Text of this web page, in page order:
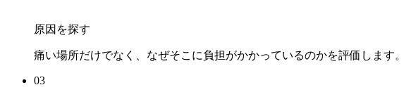
原因を探す
痛い場所だけでなく、なぜそこに負担がかかっているのかを評価します。
03